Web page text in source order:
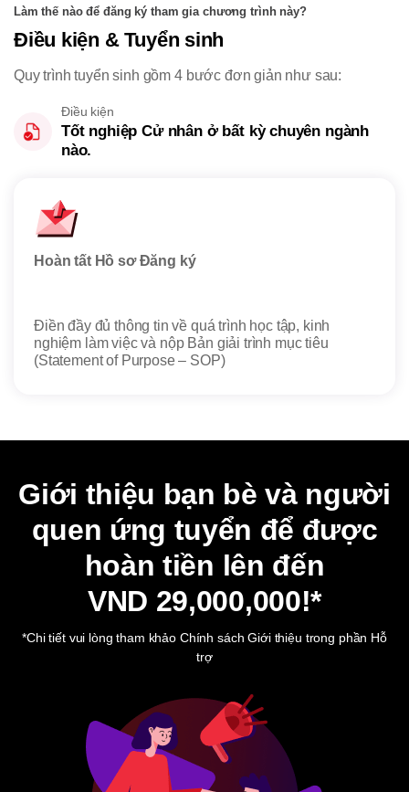
Làm thế nào để đăng ký tham gia chương trình này?
Điều kiện & Tuyển sinh
Quy trình tuyển sinh gồm 4 bước đơn giản như sau:
Điều kiện
Tốt nghiệp Cử nhân ở bất kỳ chuyên ngành
nào.
Hoàn tất Hồ sơ Đăng ký
Điền đầy đủ thông tin về quá trình học tập, kinh
nghiệm làm việc và nộp Bản giải trình mục tiêu
(Statement of Purpose – SOP)
Giới thiệu bạn bè và người
quen ứng tuyển để được
hoàn tiền lên đến
VND 29,000,000!*
*Chi tiết vui lòng tham khảo Chính sách Giới thiệu trong phần Hỗ
trợ